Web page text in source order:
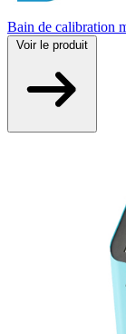
Bain de calibration
Voir le produit